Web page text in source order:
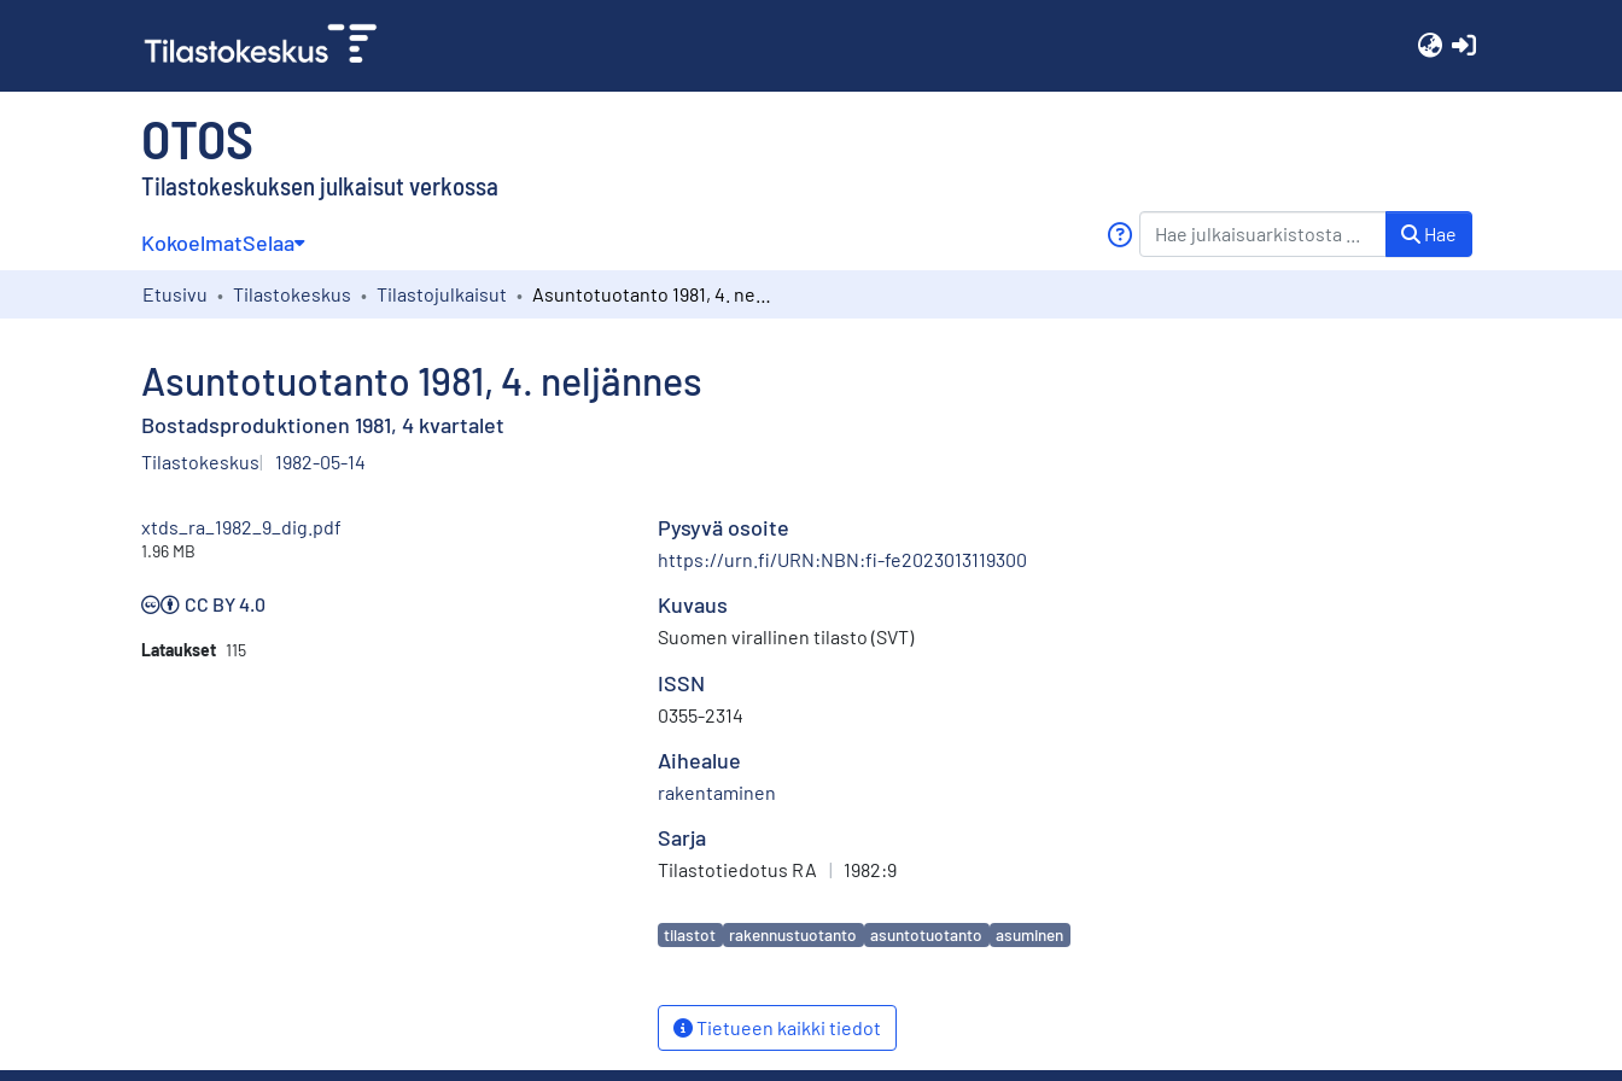
OTOS
Tilastokeskuksen julkaisut verkossa
KokoelmatSelaa Hae
Etusivu Tilastokeskus Tilastojulkaisut
Asuntotuotanto 1981, 4. neljännes
Bostadsproduktionen 1981, 4 kvartalet
Tilastokeskus 1982-05-14
xtds_ra_1982_9_dig.pdf
1.96 MB
CC BY 4.0
Lataukset 115
Pysyvä osoite
https://urn.fi/URN:NBN:fi-fe2023013119300
Kuvaus
Suomen virallinen tilasto (SVT)
ISSN
0355-2314
Aihealue
rakentaminen
Sarja
Tilastotiedotus RA | 1982:9
Avainsanat
tilastot rakennustuotanto asuntotuotanto asuminen
Tietueen kaikki tiedot